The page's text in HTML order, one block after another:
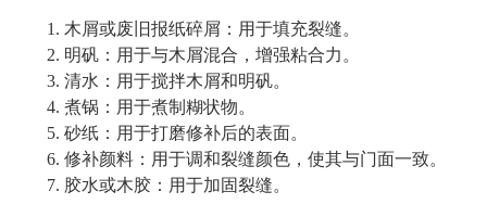
1. 木屑或废旧报纸碎屑：用于填充裂缝。
2. 明矾：用于与木屑混合，增强粘合力。
3. 清水：用于搅拌木屑和明矾。
4. 煮锅：用于煮制糊状物。
5. 砂纸：用于打磨修补后的表面。
6. 修补颜料：用于调和裂缝颜色，使其与门面一致。
7. 胶水或木胶：用于加固裂缝。